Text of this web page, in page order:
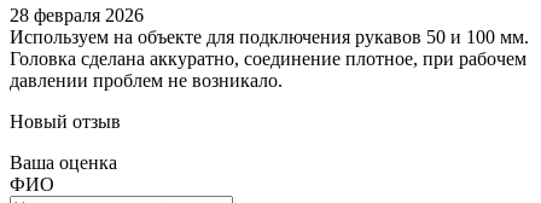
28 февраля 2026
Используем на объекте для подключения рукавов 50 и 100 мм.
Головка сделана аккуратно, соединение плотное, при рабочем
давлении проблем не возникало.
Новый отзыв
Ваша оценка
ФИО